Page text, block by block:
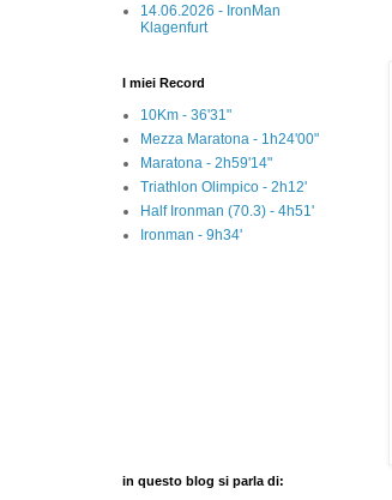
14.06.2026 - IronMan
Klagenfurt
I miei Record
10Km - 36'31"
Mezza Maratona - 1h24'00"
Maratona - 2h59'14"
Triathlon Olimpico - 2h12'
Half Ironman (70.3) - 4h51'
Ironman - 9h34'
in questo blog si parla di: